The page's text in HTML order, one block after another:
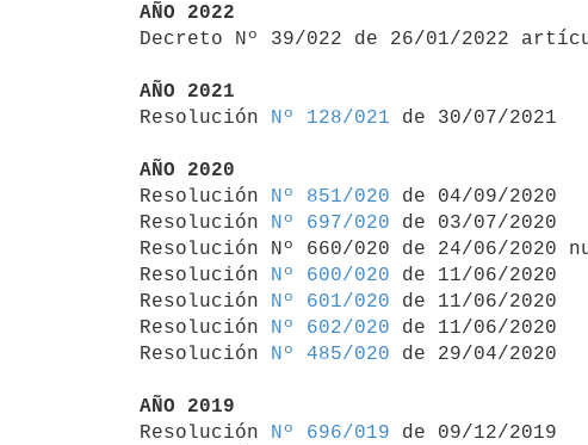
AÑO 2022
Decreto Nº 39/022 de 26/01/2022
AÑO 2021
Resolución
Nº 128/021 de 30/07/2021
AÑO 2020
Resolución
Nº 851/020 de 04/09/2020
Resolución
Nº 697/020 de 03/07/2020
Resolución Nº 660/020 de 24/06/2020
Resolución
Nº 600/020 de 11/06/2020
Resolución
Nº 601/020 de 11/06/2020
Resolución
Nº 602/020 de 11/06/2020
Resolución
Nº 485/020 de 29/04/2020
AÑO 2019
Resolución
Nº 696/019 de 09/12/2019